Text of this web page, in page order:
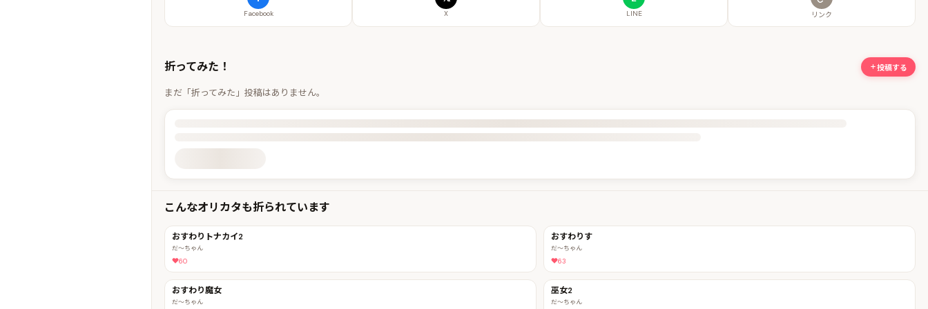
Facebook X LINE リンク
折ってみた！ 投稿する
まだ「折ってみた」投稿はありません。
こんなオリカタも折られています
おすわりトナカイ2
だ〜ちゃん
60
おすわりす
だ〜ちゃん
63
おすわり魔女
だ〜ちゃん
巫女2
だ〜ちゃん